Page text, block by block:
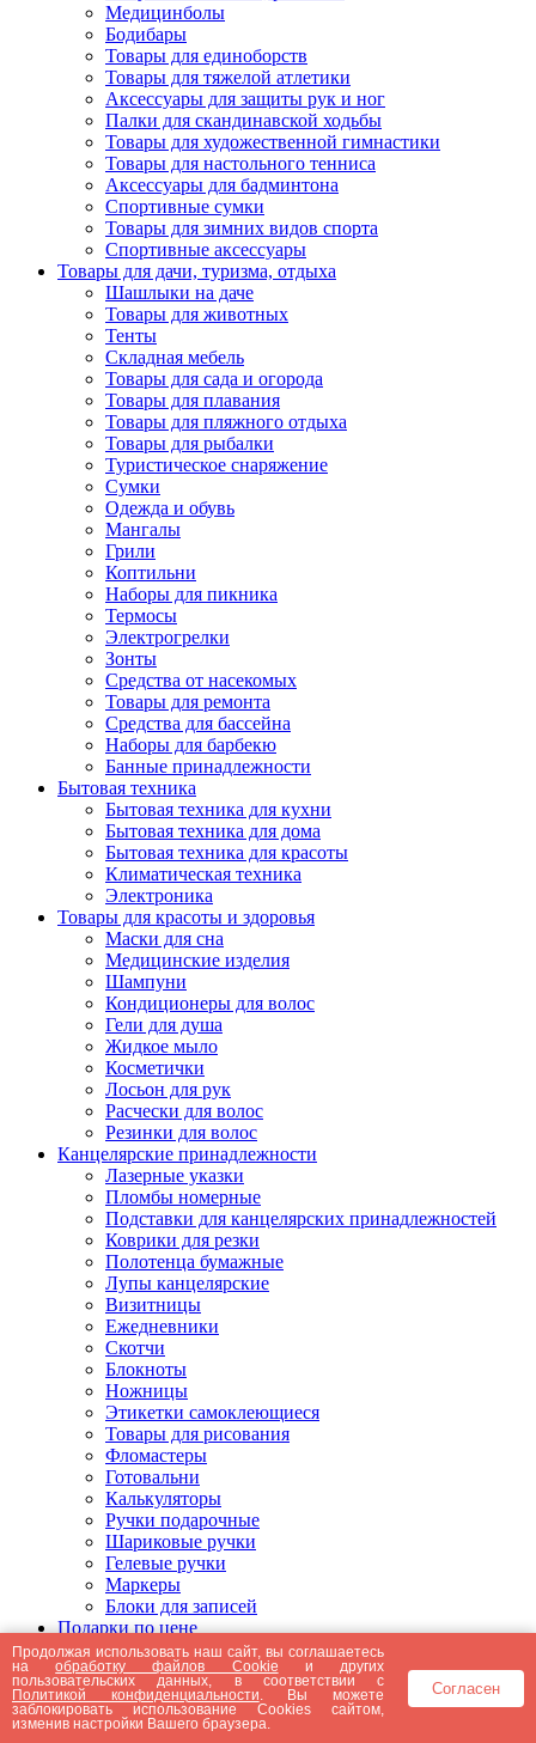
Медицинболы
Бодибары
Товары для единоборств
Товары для тяжелой атлетики
Аксессуары для защиты рук и ног
Палки для скандинавской ходьбы
Товары для художественной гимнастики
Товары для настольного тенниса
Аксессуары для бадминтона
Спортивные сумки
Товары для зимних видов спорта
Спортивные аксессуары
Товары для дачи, туризма, отдыха
Шашлыки на даче
Товары для животных
Тенты
Складная мебель
Товары для сада и огорода
Товары для плавания
Товары для пляжного отдыха
Товары для рыбалки
Туристическое снаряжение
Сумки
Одежда и обувь
Мангалы
Грили
Коптильни
Наборы для пикника
Термосы
Электрогрелки
Зонты
Средства от насекомых
Товары для ремонта
Средства для бассейна
Наборы для барбекю
Банные принадлежности
Бытовая техника
Бытовая техника для кухни
Бытовая техника для дома
Бытовая техника для красоты
Климатическая техника
Электроника
Товары для красоты и здоровья
Маски для сна
Медицинские изделия
Шампуни
Кондиционеры для волос
Гели для душа
Жидкое мыло
Косметички
Лосьон для рук
Расчески для волос
Резинки для волос
Канцелярские принадлежности
Лазерные указки
Пломбы номерные
Подставки для канцелярских принадлежностей
Коврики для резки
Полотенца бумажные
Лупы канцелярские
Визитницы
Ежедневники
Скотчи
Блокноты
Ножницы
Этикетки самоклеющиеся
Товары для рисования
Фломастеры
Готовальни
Калькуляторы
Ручки подарочные
Шариковые ручки
Гелевые ручки
Маркеры
Блоки для записей
Подарки по цене
Подарки от 5000 рублей
Подарки до 5000 рублей
Подарки до 3000 рублей
Подарки до 2000 рублей
Подарки до 1000 рублей
Продолжая использовать наш сайт, вы соглашаетесь
наобработку файлов Cookie и других
пользовательских данных, в соответствии с
Политикой конфиденциальности . Вы можете
заблокировать использование Cookies сайтом,
изменив настройки Вашего браузера.
Согласен